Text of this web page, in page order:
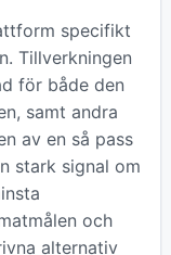
specifikt
Tillverkningen
för både den
samt andra
av en så pass
stark signal om
och
alternativ